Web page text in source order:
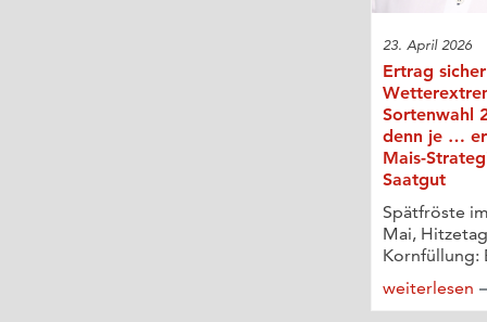
23. April 2026
Ertrag
Sortenwahl
denn je …
Mais-
Saatgut
Spätfröste
Mai,
Kornfüllung:
weiterlesen